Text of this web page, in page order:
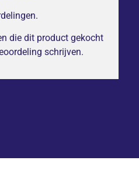
die dit product gekocht
schrijven.